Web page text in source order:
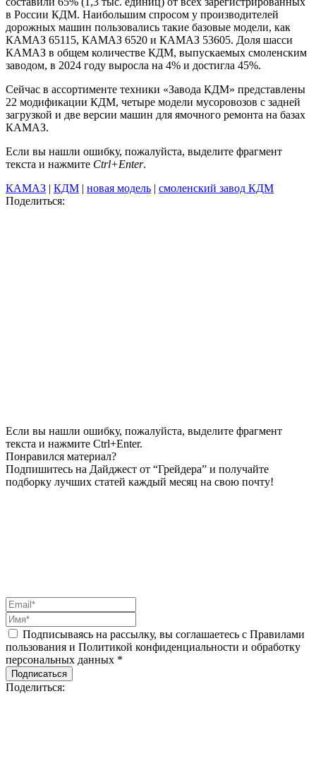
в России КДМ. Наибольшим спросом у производителей
дорожных машин пользовались такие базовые модели, как
КАМАЗ 65115, КАМАЗ 6520 и КАМАЗ 53605. Доля шасси
КАМАЗ в общем количестве КДМ, выпускаемых смоленским
заводом, в 2024 году выросла на 4% и достигла 45%.
Сейчас в ассортименте техники «Завода КДМ» представлены
22 модификации КДМ, четыре модели мусоровозов с задней
загрузкой и две версии машин для ямочного ремонта на базах
КАМАЗ.
Если вы нашли ошибку, пожалуйста, выделите фрагмент
текста и нажмите Ctrl+Enter.
КАМАЗ | КДМ | новая модель | смоленский завод КДМ
Поделиться:
Если вы нашли ошибку, пожалуйста, выделите фрагмент
текста и нажмите Ctrl+Enter.
Понравился материал?
Подпишитесь на Дайджест от “Грейдера” и получайте
подборку лучших статей каждый месяц на свою почту!
Подписываясь на рассылку, вы соглашаетесь с Правилами
пользования и Политикой конфиденциальности и обработку
персональных данных *
Подписаться
Поделиться: